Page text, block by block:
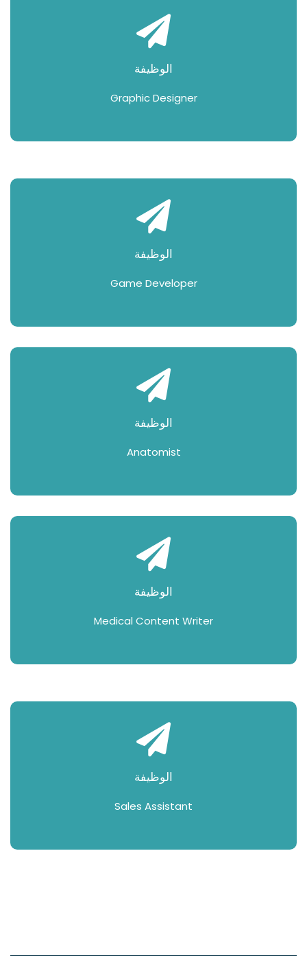
الوظيفة
Graphic Designer
الوظيفة
Game Developer
الوظيفة
Anatomist
الوظيفة
Medical Content Writer
الوظيفة
Sales Assistant